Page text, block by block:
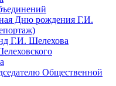
Дню рождения Г.И.
Г.И. Шелехова
Общественной